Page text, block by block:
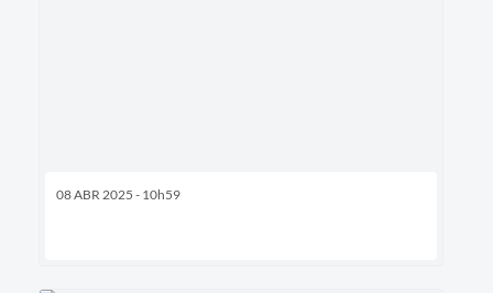
08 ABR 2025 - 10h59